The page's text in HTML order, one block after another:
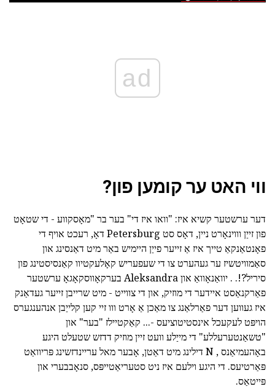
ad
ווי האט ער קומען פון?
דער ערשטער קשיא איז: "וואו איז די" בער בר "מאָסקווע - די שטאָט
פון זייַן וווינאָרט ניין, דאָס סט Petersburg דאָ, רעכט אויף די
פאָנטאַנקאַ טייך איז אַ זייער פייַן היימיש באַר מיט דאַנסינג און
סאַמוויטשיז ער געהערט צו די שעפעריש קאָלעקטיוו קאַנסיסטינג פון
סיריל?!. . יוואַנאָוואַ און Aleksandra בערקאָווסקאָגאָ ערשטער
פאַרקנאַסט איידער די מוזיק, און די צווייט - מיט שרייבן זייער געדאַנק
איז געווען דער פאַרלאַנג צו מאַכן אַ אָרט ווו זיי קען קלייַבן אנהענגערס
הויפּט לעקעכל אינסטיטוציעס -... קאַקטיילז "בער" און
"טשאַנטערעללע" די מייַלע וועט זיין מוזיק דדזש שטעלט היגע
באָהעמיאַנס , N דילינג מיט דאַטן, אָבער מאל עריינדזשינג פּריוואַט
פּאַרטיעס. די היגע וילעם איז ניט סטעריאַטייפּס, סנאָבבערי און
פּייטאַס.